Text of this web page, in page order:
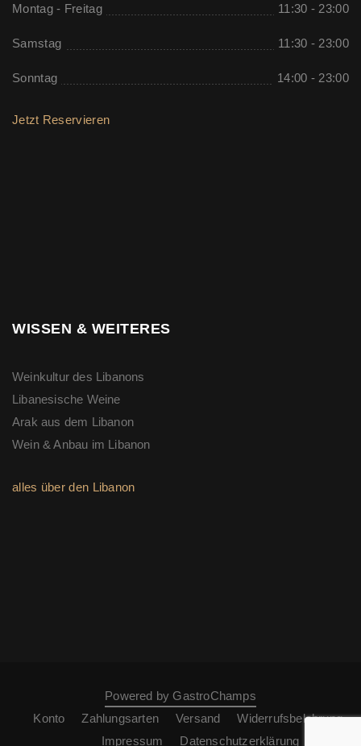
Montag - Freitag 11:30 - 23:00
Samstag 11:30 - 23:00
Sonntag 14:00 - 23:00
Jetzt Reservieren
WISSEN & WEITERES
Weinkultur des Libanons
Libanesische Weine
Arak aus dem Libanon
Wein & Anbau im Libanon
alles über den Libanon
Powered by GastroChamps
Konto
Zahlungsarten Versand
Widerrufsbelehrung
Impressum
Datenschutzerklärung